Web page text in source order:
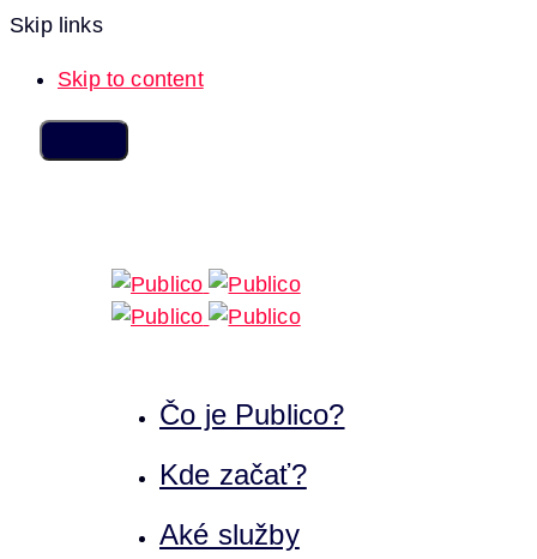
Skip links
Skip to content
Čo je Publico?
Kde začať?
Aké služby